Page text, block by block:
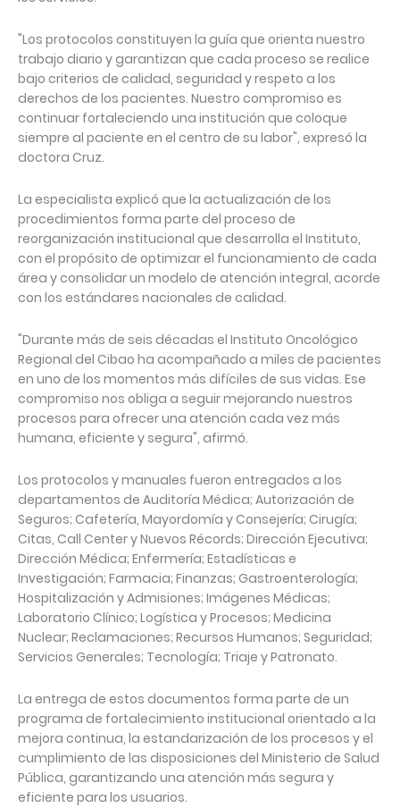
"Los protocolos constituyen la guía que orienta nuestro
trabajo diario y garantizan que cada proceso se realice
bajo criterios de calidad, seguridad y respeto a los
derechos de los pacientes. Nuestro compromiso es
continuar fortaleciendo una institución que coloque
siempre al paciente en el centro de su labor", expresó la
doctora Cruz.
La especialista explicó que la actualización de los
procedimientos forma parte del proceso de
reorganización institucional que desarrolla el Instituto,
con el propósito de optimizar el funcionamiento de cada
área y consolidar un modelo de atención integral, acorde
con los estándares nacionales de calidad.
"Durante más de seis décadas el Instituto Oncológico
Regional del Cibao ha acompañado a miles de pacientes
en uno de los momentos más difíciles de sus vidas. Ese
compromiso nos obliga a seguir mejorando nuestros
procesos para ofrecer una atención cada vez más
humana, eficiente y segura", afirmó.
Los protocolos y manuales fueron entregados a los
departamentos de Auditoría Médica; Autorización de
Seguros; Cafetería, Mayordomía y Consejería; Cirugía;
Citas, Call Center y Nuevos Récords; Dirección Ejecutiva;
Dirección Médica; Enfermería; Estadísticas e
Investigación; Farmacia; Finanzas; Gastroenterología;
Hospitalización y Admisiones; Imágenes Médicas;
Laboratorio Clínico; Logística y Procesos; Medicina
Nuclear; Reclamaciones; Recursos Humanos; Seguridad;
Servicios Generales; Tecnología; Triaje y Patronato.
La entrega de estos documentos forma parte de un
programa de fortalecimiento institucional orientado a la
mejora continua, la estandarización de los procesos y el
cumplimiento de las disposiciones del Ministerio de Salud
Pública, garantizando una atención más segura y
eficiente para los usuarios.